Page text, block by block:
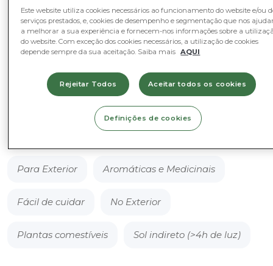
o vaso.
Em stock
Quantidade
Quantidade
- +
Adicionar ao Cesto
Para Exterior Aromáticas e Medicinais
Fácil de cuidar No Exterior
Plantas comestíveis Sol indireto (>4h de luz)
Este website utiliza cookies necessários ao funcionamento do website e/ou
serviços prestados, e, cookies de desempenho e segmentação que nos
a melhorar a sua experiência e fornecem-nos informações sobre a
do website. Com exceção dos cookies necessários, a utilização de cookies
depende sempre da sua aceitação. Saiba mais
AQUI
Rejeitar Todos Aceitar todos os cookies
Definições de cookies